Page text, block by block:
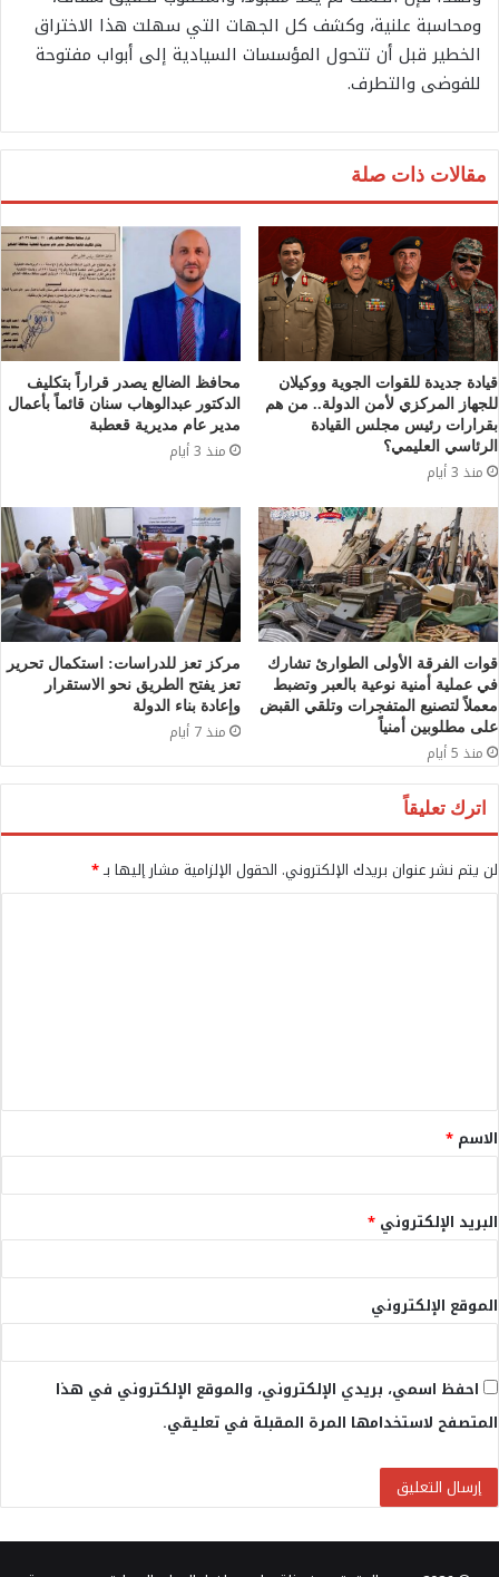
ومحاسبة علنية، وكشف كل الجهات التي سهلت هذا الاختراق
الخطير قبل أن تتحول المؤسسات السيادية إلى أبواب مفتوحة
للفوضى والتطرف.
مقالات ذات صلة
قيادة جديدة للقوات الجوية ووكيلان
للجهاز المركزي لأمن الدولة.. من هم
بقرارات رئيس مجلس القيادة
الرئاسي العليمي؟
منذ 3 أيام
محافظ الضالع يصدر قراراً بتكليف
الدكتور عبدالوهاب سنان قائماً بأعمال
مدير عام مديرية قعطبة
منذ 3 أيام
قوات الفرقة الأولى الطوارئ تشارك
في عملية أمنية نوعية بالعبر وتضبط
معملاً لتصنيع المتفجرات وتلقي القبض
على مطلوبين أمنياً
منذ 5 أيام
مركز تعز للدراسات: استكمال تحرير
تعز يفتح الطريق نحو الاستقرار
وإعادة بناء الدولة
منذ 7 أيام
اترك تعليقاً
لن يتم نشر عنوان بريدك الإلكتروني. الحقول الإلزامية مشار إليها بـ*
ق
*
الاسم *
البريد الإلكتروني *
الموقع الإلكتروني
احفظ اسمي، بريدي الإلكتروني، والموقع الإلكتروني في هذا
المتصفح لاستخدامها المرة المقبلة في تعليقي.